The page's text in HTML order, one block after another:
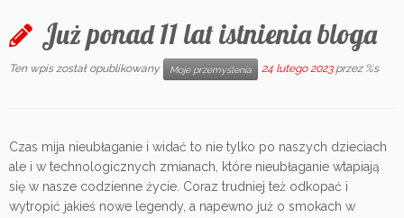
Już ponad 11 lat istnienia bloga
Ten wpis został opublikowany Moje przemyślenia 24 lutego 2023 przez %s
Czas mija nieubłaganie i widać to nie tylko po naszych dzieciach
ale i w technologicznych zmianach, które nieubłaganie wtapiają
się w nasze codzienne życie. Coraz trudniej też odkopać i
wytropić jakieś nowe legendy, a napewno już o smokach w